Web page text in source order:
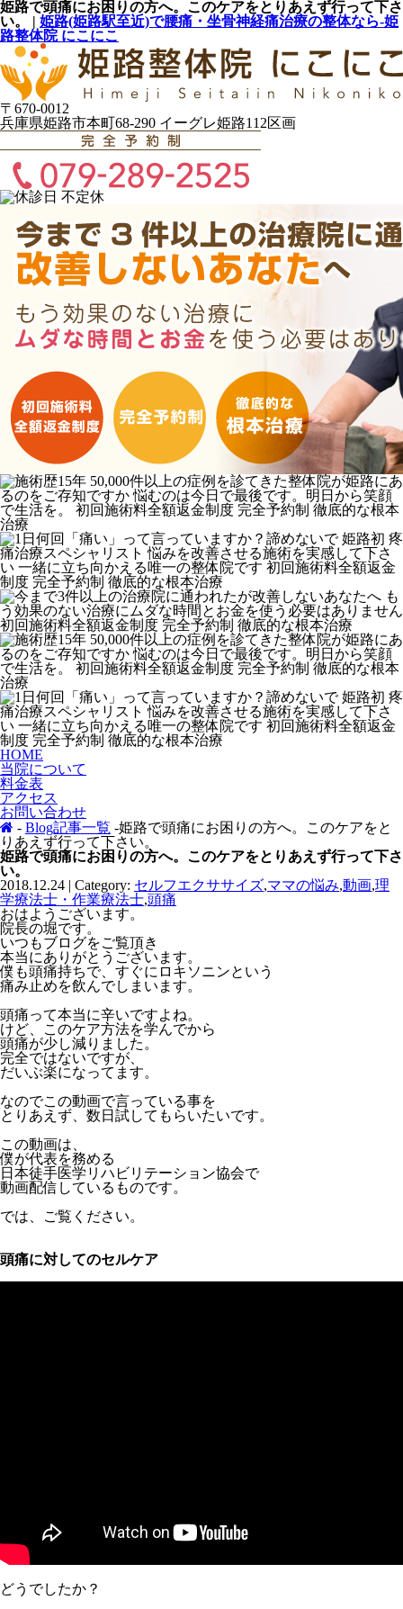
姫路で頭痛にお困りの方へ。このケアをとりあえず行って下さ
い。 | 姫路(姫路駅至近)で腰痛・坐骨神経痛治療の整体なら-姫
路整体院 にこにこ
〒670-0012
兵庫県姫路市本町68-290 イーグレ姫路112区画
HOME
当院について
料金表
アクセス
お問い合わせ
- Blog記事一覧 -姫路で頭痛にお困りの方へ。このケアをと
りあえず行って下さい。
姫路で頭痛にお困りの方へ。このケアをとりあえず行って下さ
い。
2018.12.24 | Category: セルフエクササイズ,ママの悩み,動画,理
学療法士・作業療法士,頭痛
おはようございます。
院長の堀です。
いつもブログをご覧頂き
本当にありがとうございます。
僕も頭痛持ちで、すぐにロキソニンという
痛み止めを飲んでしまいます。
頭痛って本当に辛いですよね。
けど、このケア方法を学んでから
頭痛が少し減りました。
完全ではないですが、
だいぶ楽になってます。
なのでこの動画で言っている事を
とりあえず、数日試してもらいたいです。
この動画は、
僕が代表を務める
日本徒手医学リハビリテーション協会で
動画配信しているものです。
では、ご覧ください。
頭痛に対してのセルケア
どうでしたか？